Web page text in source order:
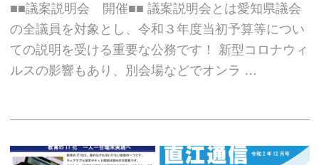
■■議案説明会 開催■■ 議案説明会とは愛知県議会
の全議員を対象とし、令和３年度当初予算等につい
ての説明を受ける重要な公務です！ 新型コロナウィ
ルスの影響もあり、別会場などでオンラ …